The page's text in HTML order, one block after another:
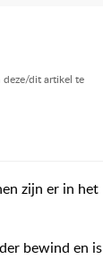
dit artikel te
zijn er in het
bewind en is